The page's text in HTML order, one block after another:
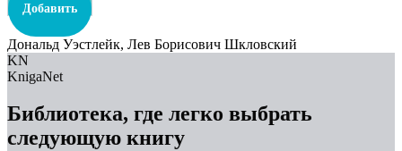
Добавить
Дональд Уэстлейк, Лев Борисович Шкловский
KN
KnigaNet
Библиотека, где легко выбрать
следующую книгу